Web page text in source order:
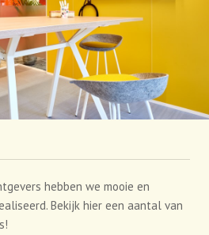
hebben we mooie en
Bekijk hier een aantal van